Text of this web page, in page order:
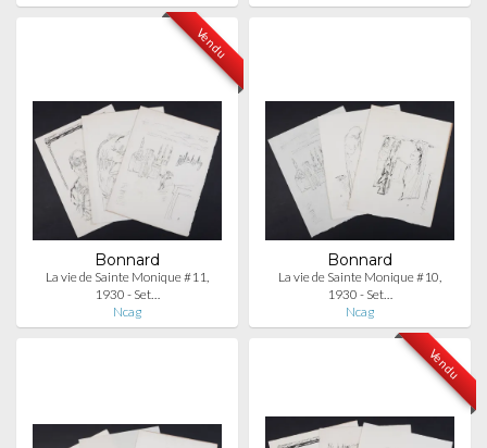
Vendu
Bonnard
La vie de Sainte Monique #11,
1930 - Set…
Ncag
Bonnard
La vie de Sainte Monique #10,
1930 - Set…
Ncag
Vendu